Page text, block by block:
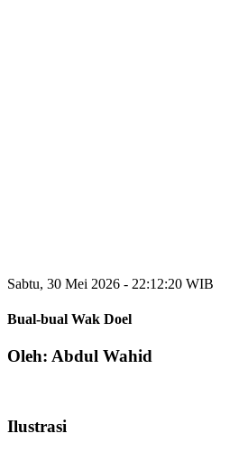
Sabtu, 30 Mei 2026 - 22:12:20 WIB
Bual-bual Wak Doel
Oleh: Abdul Wahid
Ilustrasi